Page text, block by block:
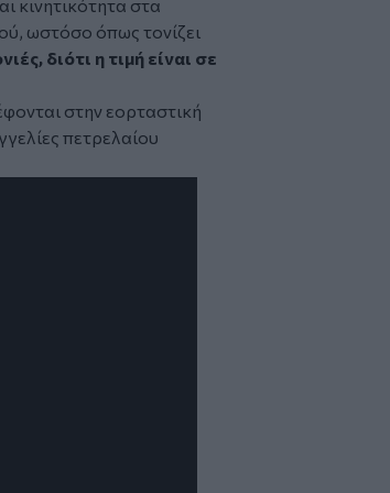
κινητικότητα στα
ωστόσο όπως τονίζει
διότι η τιμή είναι σε
στην εορταστική
πετρελαίου